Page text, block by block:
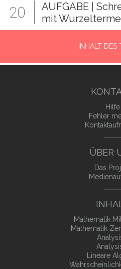
20
AUFGABE |
mit
INHALT DES
Hilfe
Fehler
ÜBER
Das
Mathematik
Mathematik
Lineare